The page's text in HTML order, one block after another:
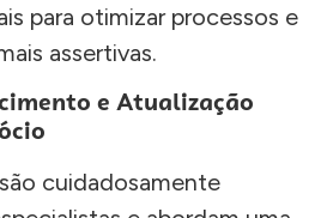
para otimizar processos e
assertivas.
e Atualização
são cuidadosamente